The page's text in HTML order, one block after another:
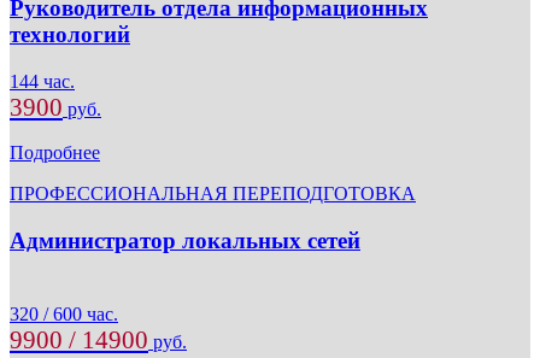
Руководитель отдела информационных
технологий
144 час.
3900 руб.
Подробнее
ПРОФЕССИОНАЛЬНАЯ ПЕРЕПОДГОТОВКА
Администратор локальных сетей
320 / 600 час.
9900 / 14900 руб.